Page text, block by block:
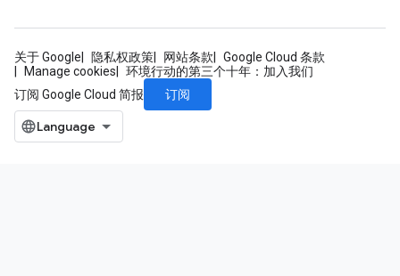
关于 Google 隐私权政策 网站条款
Google Cloud 条款
Manage cookies
环境行动的第三个十年：加入我们
订阅 Google Cloud 简报
订阅